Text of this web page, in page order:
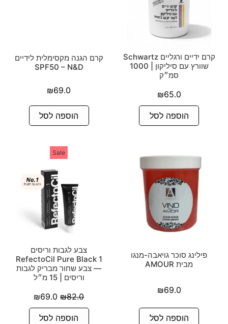
קרם ידיים ורגליים Schwartz
שוורץ עם סיליקון | 1000
סמ״ק
₪65.0
הוספה לסל
קרם הגנה מקסימלית לידיים
SPF50 – N&D
₪69.0
הוספה לסל
פילינג סוכר גויאבה-מנגו
מבית AMOUR
₪69.0
הוספה לסל
Sale
צבע לגבות וריסים
RefectoCil Pure Black 1
— צבע שחור מבריק לגבות
וריסים | 15 מ״ל
₪82.0
₪69.0
הוספה לסל